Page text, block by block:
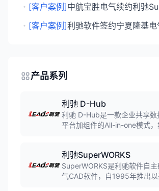
・ [客户案例]
・ [客户案例]
产品系列
利驰 D-Hub
利驰 D-Hub是一款企业共享数
平台加组件的All-in-one模式，
量最大的SaaS软件平台。
利驰SuperWORKS
SuperWORKS是利驰软件自
气CAD软件，自1995年推出